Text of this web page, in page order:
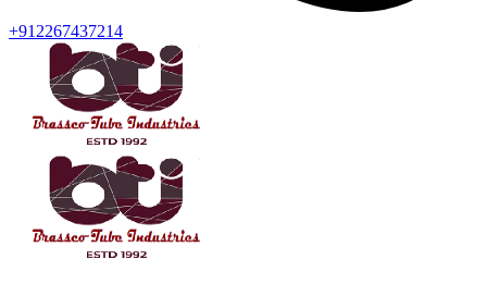
+912267437214